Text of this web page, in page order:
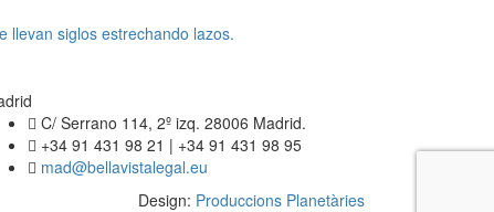
llevan siglos estrechando lazos.
C/ Serrano 114, 2º izq. 28006 Madrid.
+34 91 431 98 21 | +34 91 431 98 95
mad@bellavistalegal.eu
Design: Produccions Planetàries